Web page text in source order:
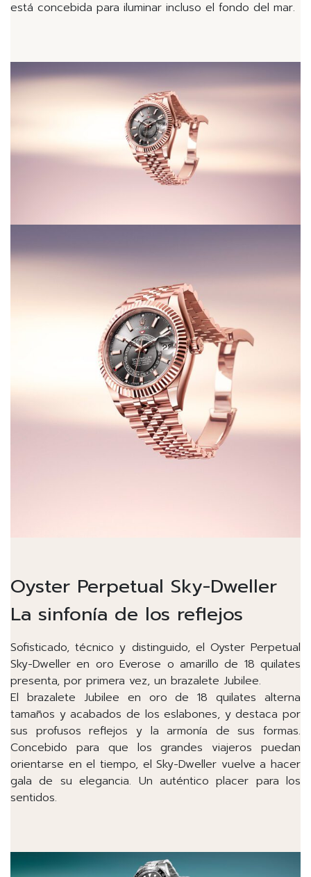
está concebida para iluminar incluso el fondo del mar.
Oyster Perpetual Sky-Dweller
La sinfonía de los reflejos
Sofisticado, técnico y distinguido, el Oyster Perpetual
Sky-Dweller en oro Everose o amarillo de 18 quilates
presenta, por primera vez, un brazalete Jubilee.
El brazalete Jubilee en oro de 18 quilates alterna
tamaños y acabados de los eslabones, y destaca por
sus profusos reflejos y la armonía de sus formas.
Concebido para que los grandes viajeros puedan
orientarse en el tiempo, el Sky-Dweller vuelve a hacer
gala de su elegancia. Un auténtico placer para los
sentidos.